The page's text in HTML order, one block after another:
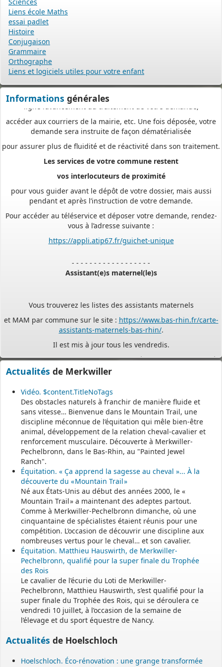
Liens école Maths
essai padlet
Histoire
Conjugaison
Grammaire
Orthographe
Liens et logiciels utiles pour votre enfant
Informations générales
à tout moment et où que vous soyez, dans le cadre d’une
Plus besoin d’imprimer vos demandes en de multiples
exemplaires, d’envoyer des plis en recommandé avec accusé de
ou de vous déplacer aux horaires d’ouverture de votre mairie : en
déposant en ligne, vous réaliserez des économies de papier,
de frais d’envoi et de temps. Vous pouvez également suivre en
ligne l’avancement du traitement de votre demande,
accéder aux courriers de la mairie, etc. Une fois déposée, votre
demande sera instruite de façon dématérialisée
pour assurer plus de fluidité et de réactivité dans son traitement.
Les services de votre commune restent
pour vous guider avant le dépôt de votre dossier, mais aussi
pendant et après l’instruction de votre demande.
Pour accéder au téléservice et déposer votre demande, rendez-
vous à l’adresse suivante :
Assistant(e)s maternel(le)s
assistants-maternels-bas-rhin/.
https://monenfant.fr/
des assistants maternels.
Permanence mairie
Le secrétariat est fermé le samedi matin.
Une permanence est assurée par le maire, sur rendez-vous.
Actualités de Merkwiller
Vidéo. $content.TitleNoTags
Des obstacles naturels à franchir de manière fluide et
sans vitesse… Bienvenue dans le Mountain Trail, une
discipline méconnue de l’équitation qui mêle bien-être
animal, développement de la relation cheval-cavalier et
renforcement musculaire. Découverte à Merkwiller-
Pechelbronn, dans le Bas-Rhin, au "Painted Jewel
Ranch".
Équitation. « Ça apprend la sagesse au cheval »... À la
découverte du « Mountain Trail »
Né aux États-Unis au début des années 2000, le «
Mountain Trail » a maintenant des adeptes partout.
Comme à Merkwiller-Pechelbronn dimanche, où une
cinquantaine de spécialistes étaient réunis pour une
compétition. L’occasion de découvrir une discipline aux
nombreuses vertus pour le cheval… et son cavalier.
Équitation. Matthieu Hauswirth, de Merkwiller-
Pechelbronn, qualifié pour la super finale du Trophée
des Rois
Le cavalier de l’écurie du Loti de Merkwiller-
Pechelbronn, Matthieu Hauswirth, s’est qualifié pour la
super finale du Trophée des Rois, qui se déroulera ce
vendredi 10 juillet, à l’occasion de la semaine de
l’élevage et du sport équestre de Nancy.
Actualités de Hoelschloch
Hoelschloch. Éco-rénovation : une grange transformée